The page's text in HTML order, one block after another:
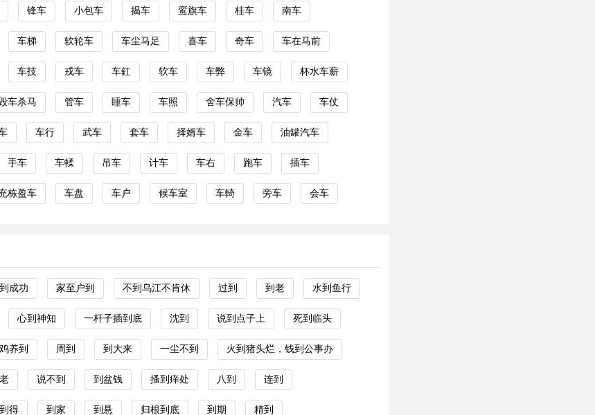
锋车 小包车 揭车 鸾旗车 桂车 南车
车梯 软轮车 车尘马足 喜车 奇车 车在马前
车技 戎车 车釭 软车 车弊 车镜 杯水车薪
车杀马 管车 睡车 车照 舍车保帅 汽车 车仗
车行 武车 套车 择婿车 金车 油罐汽车
手车 车輮 吊车 计车 车右 跑车 插车
栋盈车 车盘 车户 候车室 车輢 旁车 会车
成功 家至户到 不到乌江不肯休 过到 到老 水到鱼行
心到神知 一杆子插到底 沈到 说到点子上 死到临头
养到 周到 到大来 一尘不到 火到猪头烂，钱到公事办
说不到 到盆钱 搔到痒处 八到 连到
得 到家 到悬 归根到底 到期 精到